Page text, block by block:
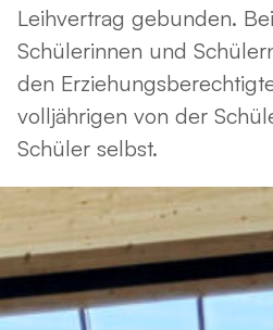
Leihvertrag gebunden.
Schülerinnen und
den
volljährigen von der
Schüler selbst.